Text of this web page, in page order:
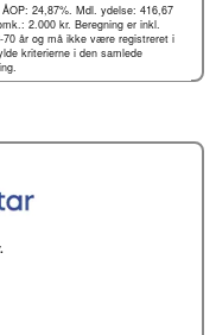
24,87%. Mdl. ydelse: 416,67
2.000 kr. Beregning er inkl.
år og må ikke være registreret i
kriterierne i den samlede